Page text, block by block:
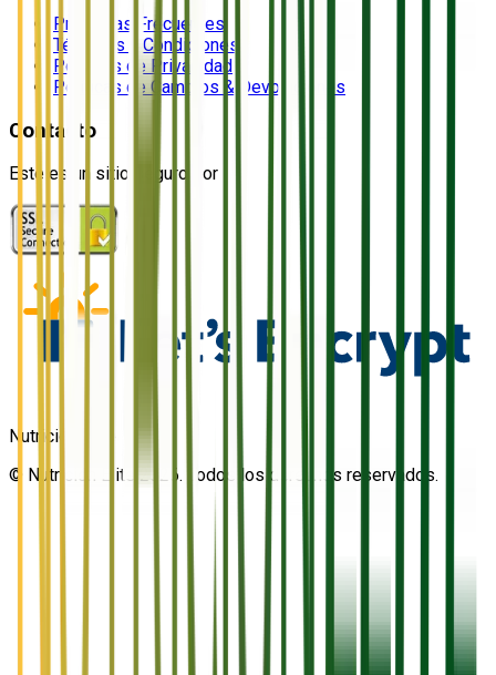
Preguntas Frecuentes
Términos y Condiciones
Políticas de Privacidad
Políticas de Cambios & Devoluciones
Contacto
Este es un sitio seguro por
Nutrición Elite
© Nutrición Elite 2026. Todos los derechos reservados.